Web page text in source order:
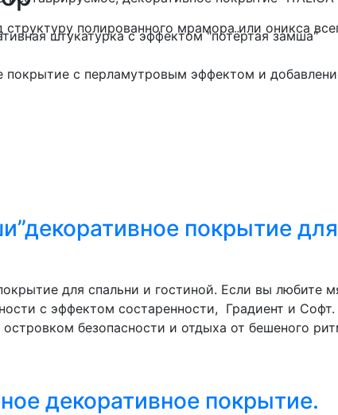
полированного мрамора или оникса
штукатурка с эффектом "потёртая замша"
покрытие с перламутровым эффектом и
покрытие
для спальни и гостиной. Если вы любите
с эффектом состаренности, Градиент и
безопасности и отдыха от бешеного
декоративное покрытие.